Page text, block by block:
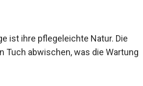
ist ihre pflegeleichte Natur. Die
abwischen, was die Wartung